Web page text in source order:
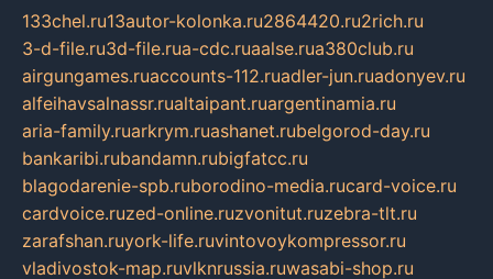
133chel.ru13autor-kolonka.ru2864420.ru2rich.ru
3-d-file.ru3d-file.rua-cdc.ruaalse.rua380club.ru
airgungames.ruaccounts-112.ruadler-jun.ruadonyev.ru
alfeihavsalnassr.rualtaipant.ruargentinamia.ru
aria-family.ruarkrym.ruashanet.rubelgorod-day.ru
bankaribi.rubandamn.rubigfatcc.ru
blagodarenie-spb.ruborodino-media.rucard-voice.ru
cardvoice.ruzed-online.ruzvonitut.ruzebra-tlt.ru
zarafshan.ruyork-life.ruvintovoykompressor.ru
vladivostok-map.ruvlknrussia.ruwasabi-shop.ru